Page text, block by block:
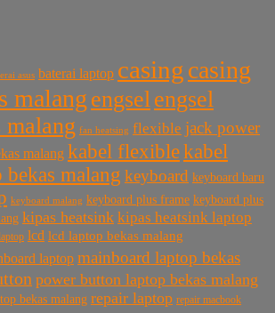
asus baterai laptop casing casing
malang engselengsel
malang fan heatsing flexible jack power
malang kabel flexiblekabel
malang keyboard keyboard baru
keyboard malang keyboard plus frame keyboard plus
kipas heatsink kipas heatsink laptop
lcd lcd laptop bekas malang
laptop mainboard laptop bekas
power button laptop bekas malang
bekas malang repair laptop repair macbook